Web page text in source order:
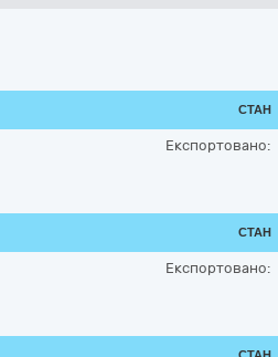
СТАН
Експортовано:
СТАН
Експортовано: